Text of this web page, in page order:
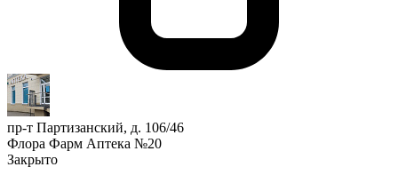
пр-т Партизанский, д. 106/46
Флора Фарм Аптека №20
Закрыто